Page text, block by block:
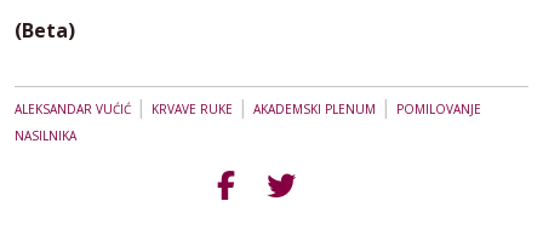
(Beta)
ALEKSANDAR VUĆIĆ | KRVAVE RUKE | AKADEMSKI PLENUM |
POMILOVANJE
NASILNIKA